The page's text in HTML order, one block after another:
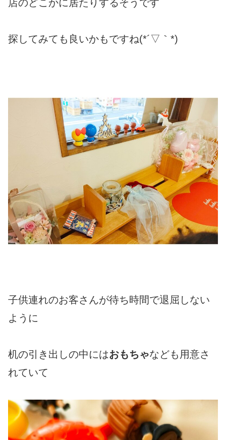
店のどこかに居たりするそうです
探してみても良いかもですね(*´▽｀*)
子供連れのお客さんが待ち時間で退屈しない
ように
机の引き出しの中にはおもちゃなども用意さ
れていて